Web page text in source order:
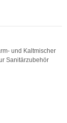
und Kaltmischer
Sanitärzubehör